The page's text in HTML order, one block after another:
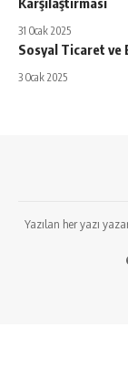
31 Ocak 2025
Sosyal Ticaret
3 Ocak 2025
Yazılan her yazı